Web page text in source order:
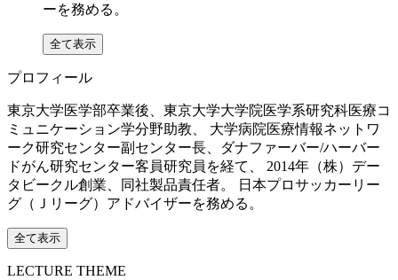
ーを務める。
全て表示
プロフィール
東京大学医学部卒業後、東京大学大学院医学系研究科医療コ
ミュニケーション学分野助教、 大学病院医療情報ネットワ
ーク研究センター副センター長、ダナファーバー/ハーバー
ドがん研究センター客員研究員を経て、 2014年（株）デー
タビークル創業、同社製品責任者。 日本プロサッカーリー
グ（Ｊリーグ）アドバイザーを務める。
全て表示
LECTURE THEME